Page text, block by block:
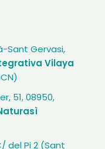
Sant Gervasi,
Vilaya
51, 08950,
del Pi 2 (Sant